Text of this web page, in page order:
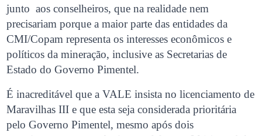
junto aos conselheiros, que na realidade nem
precisariam porque a maior parte das entidades da
CMI/Copam representa os interesses econômicos e
políticos da mineração, inclusive as Secretarias de
Estado do Governo Pimentel.
É inacreditável que a VALE insista no licenciamento de
Maravilhas III e que esta seja considerada prioritária
pelo Governo Pimentel, mesmo após dois